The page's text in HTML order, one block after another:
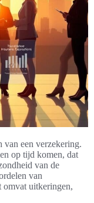
van een verzekering.
op tijd komen, dat
van de
van
omvat uitkeringen,